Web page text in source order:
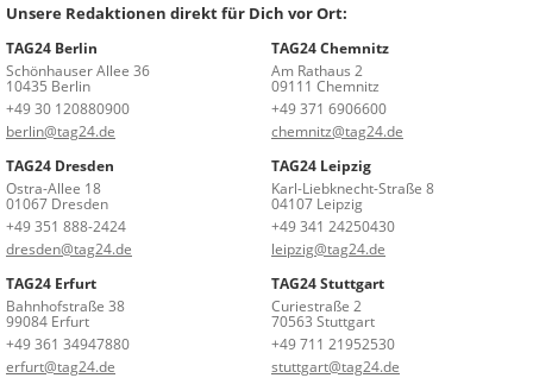
Unsere Redaktionen direkt für Dich vor Ort:
TAG24 Berlin
Schönhauser Allee 36
10435 Berlin
+49 30 120880900
berlin@tag24.de
TAG24 Chemnitz
Am Rathaus 2
09111 Chemnitz
+49 371 6906600
chemnitz@tag24.de
TAG24 Dresden
Ostra-Allee 18
01067 Dresden
+49 351 888-2424
dresden@tag24.de
TAG24 Leipzig
Karl-Liebknecht-Straße 8
04107 Leipzig
+49 341 24250430
leipzig@tag24.de
TAG24 Erfurt
Bahnhofstraße 38
99084 Erfurt
+49 361 34947880
erfurt@tag24.de
TAG24 Stuttgart
Curiestraße 2
70563 Stuttgart
+49 711 21952530
stuttgart@tag24.de